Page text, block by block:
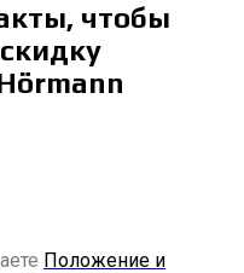
чтобы
Положение и